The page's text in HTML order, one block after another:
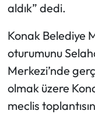
aldık” dedi.
Konak Belediye
oturumunu
Merkezi’nde
olmak üzere
meclis